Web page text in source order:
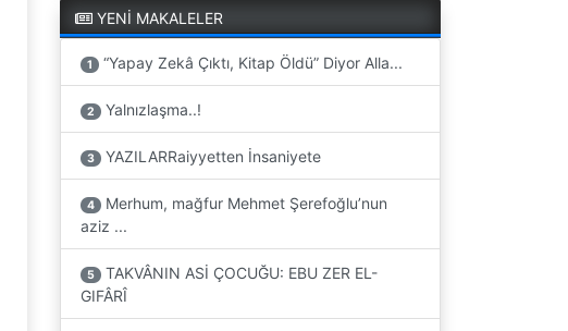
YENİ MAKALELER
1 “Yapay Zekâ Çıktı, Kitap Öldü” Diyor Alla...
2 Yalnızlaşma..!
3 YAZILARRaiyyetten İnsaniyete
4
Merhum, mağfur Mehmet Şerefoğlu’nun
aziz ...
5
TAKVÂNIN ASİ ÇOCUĞU: EBU ZER EL-
GIFÂRÎ